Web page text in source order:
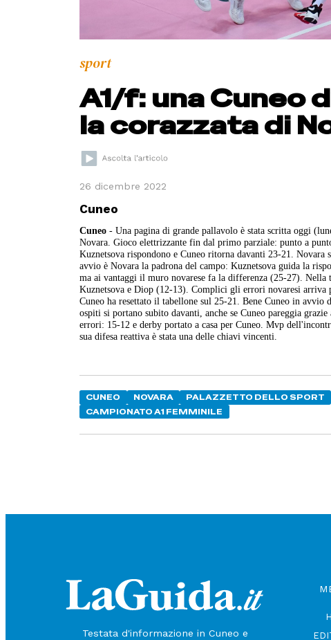
sport
A1/f: una Cuneo
la corazzata di
26 dicembre 2022
Cuneo
Cuneo - Una pagina di grande pallavolo è stata scritta oggi
Novara. Gioco elettrizzante fin dal primo parziale: punto a
Kuznetsova rispondono e Cuneo ritorna davanti 23-21. Novara
avvio è Novara la padrona del campo: Kuznetsova guida la
ma ai vantaggi il muro novarese fa la differenza (25-27).
Kuznetsova e Diop (12-13). Complici gli errori novaresi
Cuneo ha resettato il tabellone sul 25-21. Bene Cuneo in
ospiti si portano subito davanti, anche se Cuneo pareggia
errori: 15-12 e derby portato a casa per Cuneo. Mvp
sua difesa reattiva è stata una delle chiavi vincenti.
CUNEO NOVARA PALAZZETTO DELLO SPORT
CAMPIONATO A1 FEMMINILE
Testata d'informazione in Cuneo e